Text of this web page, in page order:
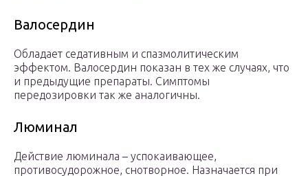
Валосердин
Обладает седативным и спазмолитическим
эффектом. Валосердин показан в тех же случаях, что
и предыдущие препараты. Симптомы
передозировки так же аналогичны.
Люминал
Действие люминала – успокаивающее,
противосудорожное, снотворное. Назначается при